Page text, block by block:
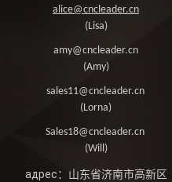
alice@cncleader.cn
(Lisa)
amy@cncleader.cn
(Amy)
sales11@cncleader.cn
(Lorna)
Sales18@cncleader.cn
(Will)
адрес：山东省济南市高新区